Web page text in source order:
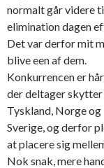
normalt går videre
elimination dagen
Det var derfor mit
blive een af dem.
Konkurrencen er
der deltager
Tyskland, Norge og
Sverige, og derfor
at placere sig
Nok snak, mere